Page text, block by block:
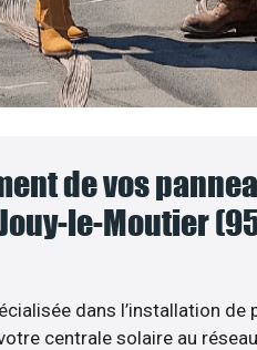
de vos
le-Moutier
dans l’installation de
centrale solaire au